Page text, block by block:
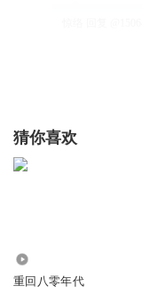
猜你喜欢
重回八零年代